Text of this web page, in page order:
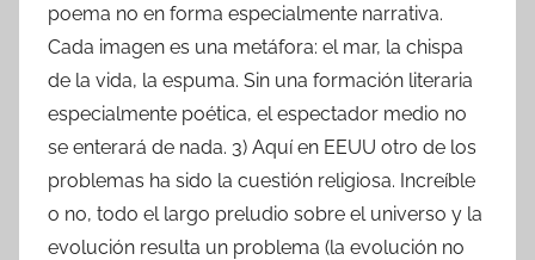
poema no en forma especialmente narrativa.
Cada imagen es una metáfora: el mar, la chispa
de la vida, la espuma. Sin una formación literaria
especialmente poética, el espectador medio no
se enterará de nada. 3) Aquí en EEUU otro de los
problemas ha sido la cuestión religiosa. Increíble
o no, todo el largo preludio sobre el universo y la
evolución resulta un problema (la evolución no